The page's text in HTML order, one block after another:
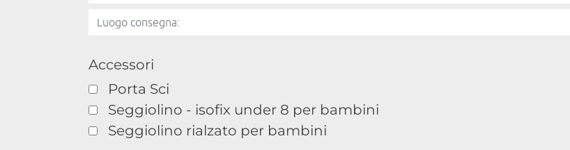
Accessori
Porta Sci
Seggiolino - isofix under 8 per bambini
Seggiolino rialzato per bambini